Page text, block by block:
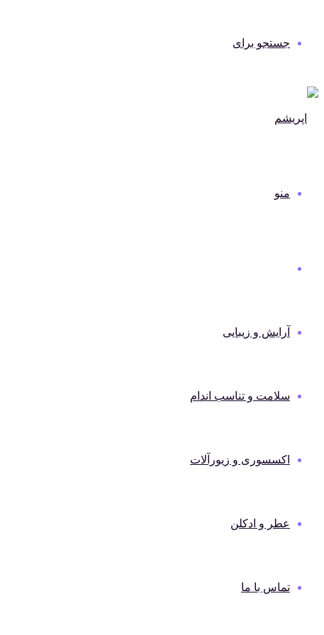
جستجو برای
منو
آرایش و زیبایی
سلامت و تناسب اندام
اکسسوری و زیورآلات
عطر و ادکلن
تماس با ما